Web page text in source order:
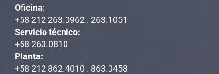
Oficina:
+58 212 263.0962 . 263.1051
Servicio técnico:
+58 263.0810
Planta:
+58 212 862.4010 . 863.0458